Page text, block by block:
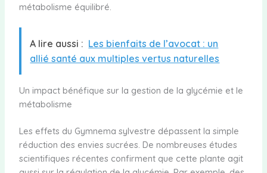
métabolisme équilibré.
A lire aussi : Les bienfaits de l’avocat : un
allié santé aux multiples vertus naturelles
Un impact bénéfique sur la gestion de la glycémie et le
métabolisme
Les effets du Gymnema sylvestre dépassent la simple
réduction des envies sucrées. De nombreuses études
scientifiques récentes confirment que cette plante agit